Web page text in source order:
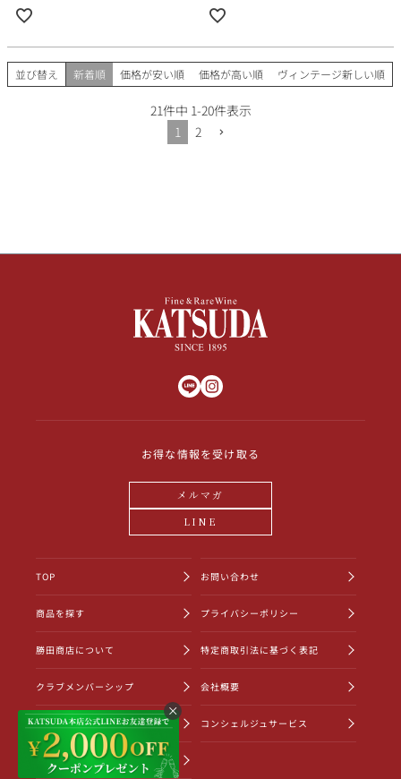
並び替え 新着順 価格が安い順 価格が高い順 ヴィンテージ新しい順
21件中 1-20件表示
1
2
お得な情報を受け取る
メルマガ
LINE
TOP
商品を探す
勝田商店について
クラブメンバーシップ
ショッピングガイド
お知らせ一覧
お問い合わせ
プライバシーポリシー
特定商取引法に基づく表記
会社概要
コンシェルジュサービス